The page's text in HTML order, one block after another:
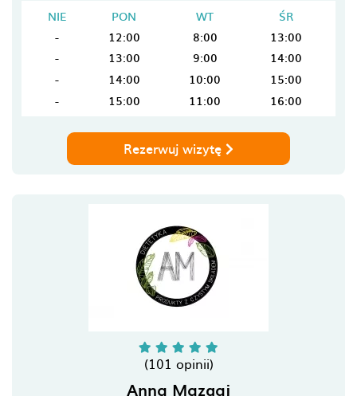
NIE PON WT
ŚR
-
12:00 8:00
13:00
-
13:00 9:00
14:00
-
14:00 10:00
15:00
-
15:00 11:00 16:00
Rezerwuj wizytę
(101 opinii)
Anna Mazgaj